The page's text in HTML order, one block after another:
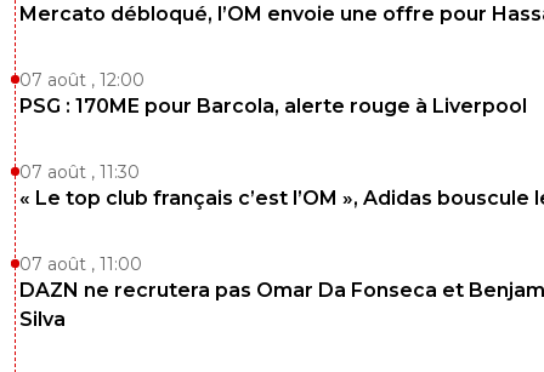
Mercato débloqué, l’OM envoie une offre pour
07 août , 12:00
PSG : 170ME pour Barcola, alerte rouge à Liverpool
07 août , 11:30
« Le top club français c’est l’OM », Adidas bouscule
07 août , 11:00
DAZN ne recrutera pas Omar Da Fonseca et
Silva